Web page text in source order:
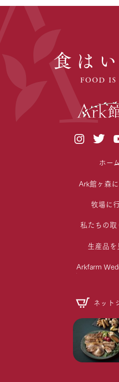
食は
FOOD
ホーム
Ark館ヶ森
牧場に
私たちの
生産品を
Arkfarm
ネット